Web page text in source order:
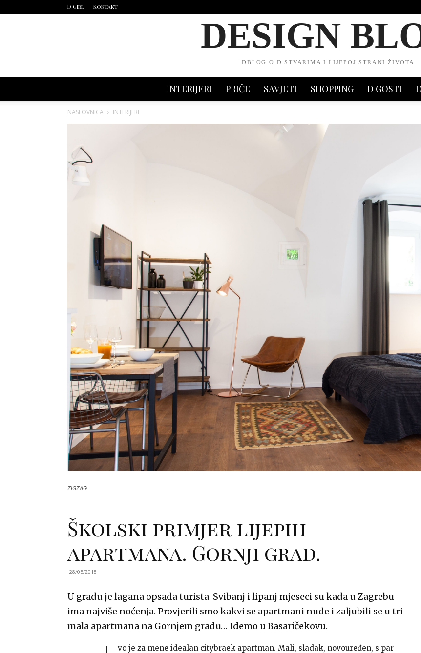
D Girl Kontakt
DESIGN
DBLOG O D STVARIMA I LIJEPOJ STRANI ŽIVOTA
INTERIJERI PRIČE SAVJETI SHOPPING D GOSTI
NASLOVNICA INTERIJERI
ZIGZAG
Školski primjer lijepih
apartmana. Gornji grad.
28/05/2018
U gradu je lagana opsada turista. Svibanj i lipanj mjeseci su kada u Zagrebu
ima najviše noćenja. Provjerili smo kakvi se apartmani nude i zaljubili se u tri
mala apartmana na Gornjem gradu… Idemo u Basaričekovu.
vo je za mene idealan citybraek apartman. Mali, sladak, novouređen, s par